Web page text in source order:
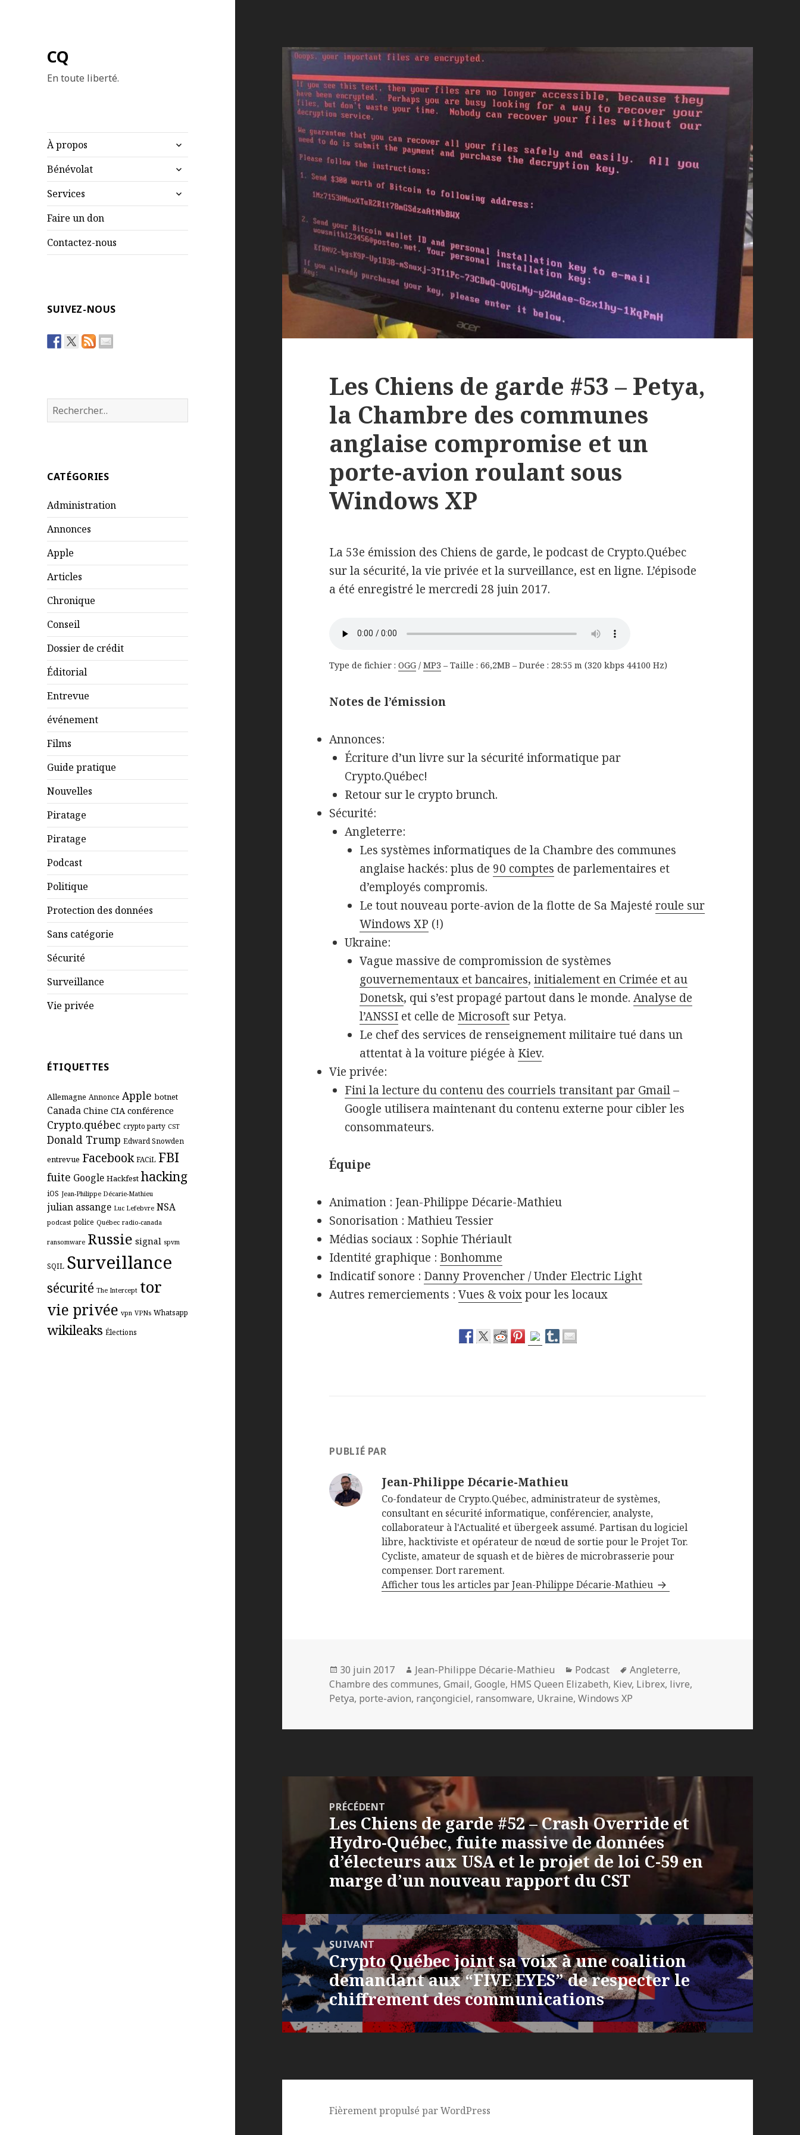
CQ
En toute liberté.
À propos
ouvrir
le
sous-
menu
Bénévolat
ouvrir
le
sous-
menu
Services
ouvrir
le
menu
Faire un don
Contactez-nous
SUIVEZ-NOUS
Rechercher :
CATÉGORIES
Administration
Annonces
Apple
Articles
Chronique
Conseil
Dossier de crédit
Éditorial
Entrevue
événement
Films
Guide pratique
Nouvelles
Piratage
Piratage
Podcast
Politique
Protection des données
Sans catégorie
Sécurité
Surveillance
Vie privée
ÉTIQUETTES
Allemagne Annonce Apple botnet
Canada Chine CIA conférence
Crypto.québec crypto party CST
Donald Trump Edward Snowden
entrevue Facebook FACiL FBI
fuite Google Hackfest hacking
iOS Jean-Philippe Décarie-Mathieu
julian assange Luc Lefebvre NSA
podcast police Québec radio-canada
ransomware Russie signal spvm
SQIL Surveillance
sécurité The Intercept tor
vie privée vpn VPNs Whatsapp
wikileaks Élections
Les Chiens de garde #53 – Petya,
la Chambre des communes
anglaise compromise et un
porte-avion roulant sous
Windows XP
La 53e émission des Chiens de garde, le podcast de Crypto.Québec
sur la sécurité, la vie privée et la surveillance, est en ligne. L’épisode
a été enregistré le mercredi 28 juin 2017.
Type de fichier :OGG /MP3 – Taille : 66,2MB – Durée : 28:55 m (320 kbps 44100 Hz)
Notes de l’émission
Annonces:
Écriture d’un livre sur la sécurité informatique par
Crypto.Québec!
Retour sur le crypto brunch.
Sécurité:
Angleterre:
Les systèmes informatiques de la Chambre des communes
anglaise hackés: plus de 90 comptes de parlementaires et
d’employés compromis.
Le tout nouveau porte-avion de la flotte de Sa Majestéroule sur
Windows XP (!)
Ukraine:
Vague massive de compromission de systèmes
gouvernementaux et bancaires,initialement en Crimée et au
Donetsk, qui s’est propagé partout dans le monde.Analyse de
l’ANSSI et celle de Microsoft sur Petya.
Le chef des services de renseignement militaire tué dans un
attentat à la voiture piégée à Kiev.
Vie privée:
Fini la lecture du contenu des courriels transitant par Gmail–
Google utilisera maintenant du contenu externe pour cibler les
consommateurs.
Équipe
Animation : Jean-Philippe Décarie-Mathieu
Sonorisation : Mathieu Tessier
Médias sociaux : Sophie Thériault
Identité graphique : Bonhomme
Indicatif sonore : Danny Provencher / Under Electric Light
Autres remerciements :Vues & voixpour les locaux
PUBLIÉ PAR
Jean-Philippe Décarie-Mathieu
Co-fondateur de Crypto.Québec, administrateur de systèmes,
consultant en sécurité informatique, conférencier, analyste,
collaborateur à l'Actualité et übergeek assumé. Partisan du logiciel
libre, hacktiviste et opérateur de nœud de sortie pour le Projet Tor.
Cycliste, amateur de squash et de bières de microbrasserie pour
compenser. Dort rarement.
Afficher tous les articles par Jean-Philippe Décarie-Mathieu
Publié
le
30 juin 2017 Auteur
Jean-Philippe Décarie-Mathieu Catégories
Podcast
Mots-
clés
Angleterre,
Chambre des communes,Gmail,Google, HMS Queen Elizabeth, Kiev, Librex, livre,
Petya, porte-avion, rançongiciel, ransomware, Ukraine,Windows XP
Navigation
l’article
PRÉCÉDENT
Article
précédent :
Les Chiens de garde #52 – Crash Override et
Hydro-Québec, fuite massive de données
d’électeurs aux USA et le projet de loi C-59 en
marge d’un nouveau rapport du CST
SUIVANT
Article
suivant :
Crypto Québec joint sa voix à une coalition
demandant aux “FIVE EYES” de respecter le
chiffrement des communications
Fièrement propulsé par WordPress